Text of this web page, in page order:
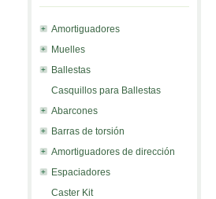
Amortiguadores
Muelles
Ballestas
Casquillos para Ballestas
Abarcones
Barras de torsión
Amortiguadores de dirección
Espaciadores
Caster Kit